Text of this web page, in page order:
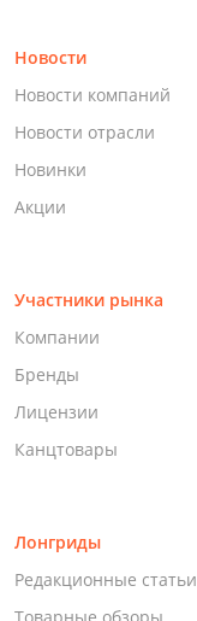
Новости
Новости компаний
Новости отрасли
Новинки
Акции
Участники рынка
Компании
Бренды
Лицензии
Канцтовары
Лонгриды
Редакционные статьи